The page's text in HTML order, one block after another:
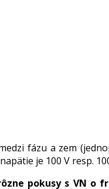
fázu a zem
je 100 V resp.
pokusy s VN o